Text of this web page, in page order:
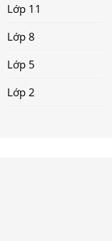
Lớp 11
Lớp 8
Lớp 5
Lớp 2